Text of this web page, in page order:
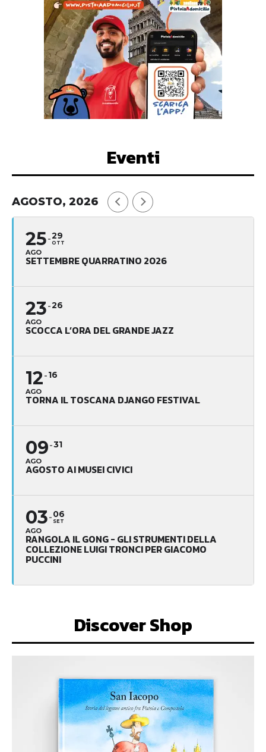
Eventi
AGOSTO, 2026
25
AGO
29
OTT
SETTEMBRE QUARRATINO 2026
23
AGO
26
SCOCCA L’ORA DEL GRANDE JAZZ
12
AGO
16
TORNA IL TOSCANA DJANGO FESTIVAL
09
AGO
31
AGOSTO AI MUSEI CIVICI
03
AGO
06
SET
RANGOLA IL GONG - GLI STRUMENTI DELLA
COLLEZIONE LUIGI TRONCI PER GIACOMO
PUCCINI
Discover Shop